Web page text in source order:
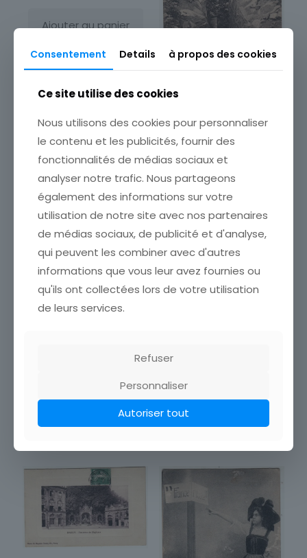
Ajouter au panier
CARTE POSTALE VIEIL
Ajouter au panier
CARTE POSTALE VIEIL
Ajouter au panier
Consentement Details à propos des cookies
Ce site utilise des cookies
Nous utilisons des cookies pour personnaliser
le contenu et les publicités, fournir des
fonctionnalités de médias sociaux et
analyser notre trafic. Nous partageons
également des informations sur votre
utilisation de notre site avec nos partenaires
de médias sociaux, de publicité et d'analyse,
qui peuvent les combiner avec d'autres
informations que vous leur avez fournies ou
qu'ils ont collectées lors de votre utilisation
de leurs services.
Refuser
Personnaliser
Autoriser tout